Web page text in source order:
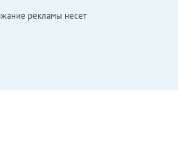
рекламы несет